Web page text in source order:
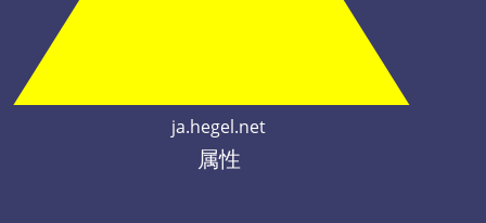
ja.hegel.net
属性